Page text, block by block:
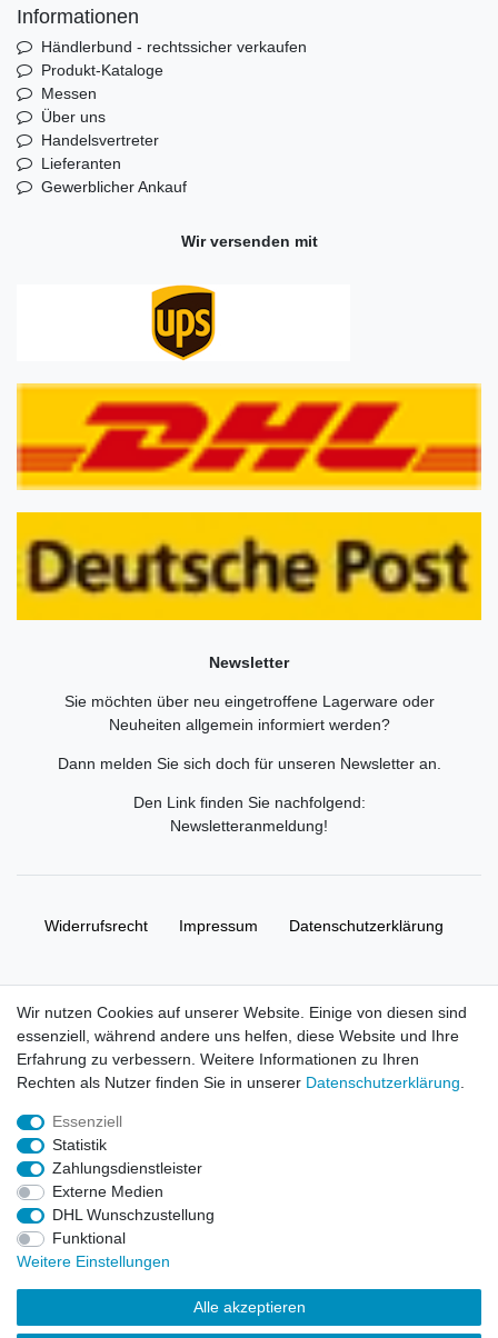
Informationen
Händlerbund - rechtssicher verkaufen
Produkt-Kataloge
Messen
Über uns
Handelsvertreter
Lieferanten
Gewerblicher Ankauf
Wir versenden mit
Newsletter
Sie möchten über neu eingetroffene Lagerware oder
Neuheiten allgemein informiert werden?
Dann melden Sie sich doch für unseren Newsletter an.
Den Link finden Sie nachfolgend:
Newsletteranmeldung!
Widerrufs­recht Impressum Daten­schutz­erklärung
© Copyright 2026 | Alle Rechte vorbehalten. HL-
Handelsgesellschaft mbH.
Alle Markennamen, Warenzeichen sowie sämtliche Produktbilder
und Beschreibungen sind Eigentum Ihrer rechtmäßigen
Eigentümer und dienen hier nur der Beschreibung.
Preise nur für registrierte Händler, ansonsten zeigt der Shop 0,00
€
LEGO, das LEGO Logo, die Minifigur, DUPLO, LEGENDS OF
CHIMA, NINJAGO, BIONICLE, MINDSTORMS und MIXELS sind
Wir nutzen Cookies auf unserer Website. Einige von diesen sind
essenziell, während andere uns helfen, diese Website und Ihre
Erfahrung zu verbessern. Weitere Informationen zu Ihren
Rechten als Nutzer finden Sie in unserer Daten­schutz­erklärung
Essenziell
Statistik
Zahlungsdienstleister
Externe Medien
DHL Wunschzustellung
Funktional
Weitere Einstellungen
Alle akzeptieren